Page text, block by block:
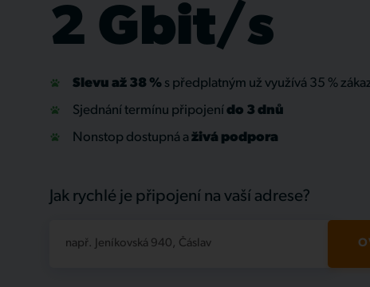
2 Gbit/s
Slevu až 38 % s předplatným už využívá 35 %
Sjednání termínu připojení do 3 dnů
Nonstop dostupná a živá podpora
Jak rychlé je připojení na vaší adrese?
např. Jeníkovská 940, Čáslav